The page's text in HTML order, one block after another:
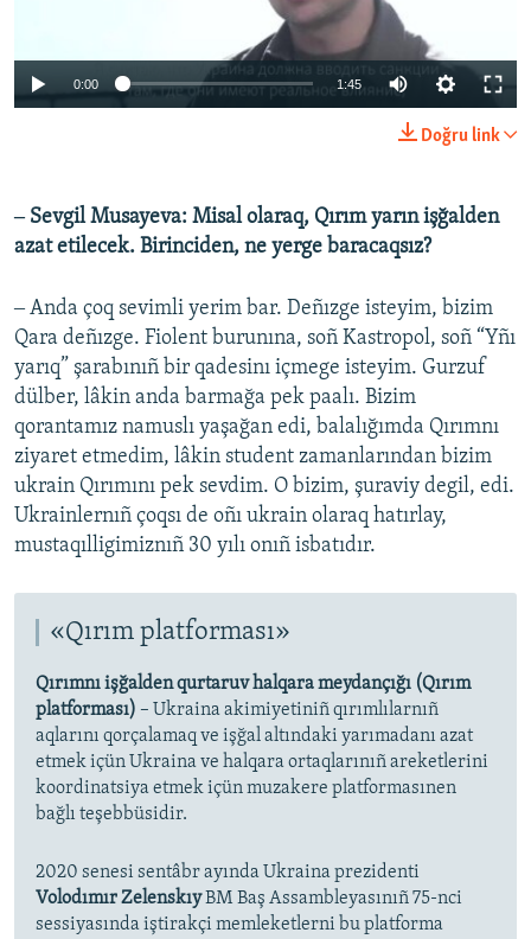
0:00 1:45
Doğru link
‒ Sevgil Musayeva: Misal olaraq, Qırım yarın işğalden
azat etilecek. Birinciden, ne yerge baracaqsız?
‒ Anda çoq sevimli yerim bar. Deñızge isteyim, bizim
Qara deñızge. Fiolent burunına, soñ Kastropol, soñ “Yñı
yarıq” şarabınıñ bir qadesinı içmege isteyim. Gurzuf
dülber, lâkin anda barmağa pek paalı. Bizim
qorantamız namuslı yaşağan edi, balalığımda Qırımnı
ziyaret etmedim, lâkin student zamanlarından bizim
ukrain Qırımını pek sevdim. O bizim, şuraviy degil, edi.
Ukrainlernıñ çoqsı de oñı ukrain olaraq hatırlay,
mustaqılligimiznıñ 30 yılı onıñ isbatıdır.
«Qırım platforması»
Qırımnı işğalden qurtaruv halqara meydançığı (Qırım
platforması) – Ukraina akimiyetiniñ qırımlılarnıñ
aqlarını qorçalamaq ve işğal altındaki yarımadanı azat
etmek içün Ukraina ve halqara ortaqlarınıñ areketlerini
koordinatsiya etmek içün muzakere platformasınen
bağlı teşebbüsidir.
2020 senesi sentâbr ayında Ukraina prezidenti
Volodımır ZelenskıyBM Baş Assambleyasınıñ 75-nci
sessiyasında iştirakçi memleketlerni bu platforma